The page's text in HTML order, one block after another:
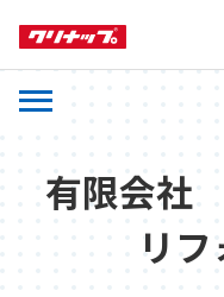
有限会社
リ